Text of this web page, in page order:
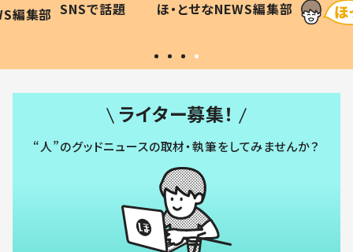
編集部 #令和の子
SNSで話題 ほ・とせなNEWS編集部
い」
ライター募集！
“人”のグッドニュースの取材・執筆をしてみませんか？